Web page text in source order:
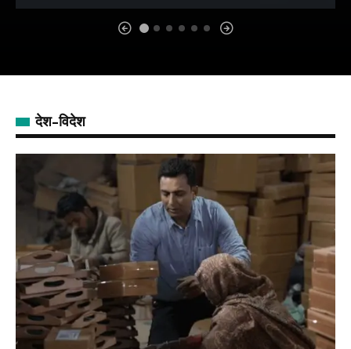
देश-विदेश